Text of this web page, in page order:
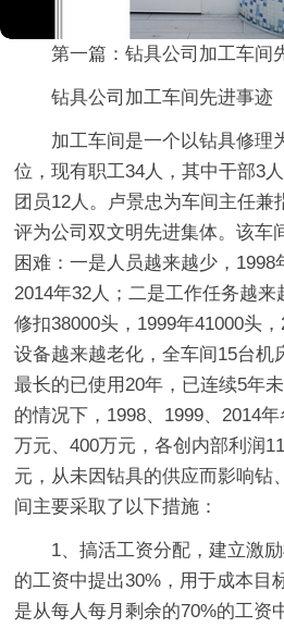
第一篇：钻具公司加工车间
钻具公司加工车间先进事迹
加工车间是一个以钻具修理
位，现有职工34人，其中干部3
团员12人。卢景忠为车间主任兼
评为公司双文明先进集体。该车
困难：一是人员越来越少，1998
2014年32人；二是工作任务越
修扣38000头，1999年41000头
设备越来越老化，全车间15台机
最长的已使用20年，已连续5年
的情况下，1998、1999、2014
万元、400万元，各创内部利润
元，从未因钻具的供应而影响钻
间主要采取了以下措施：
1、搞活工资分配，建立激
的工资中提出30%，用于成本目
是从每人每月剩余的70%的工资